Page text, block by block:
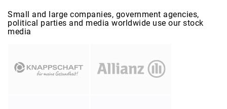
Small and large companies, government agencies,
political parties and media worldwide use our stock
media